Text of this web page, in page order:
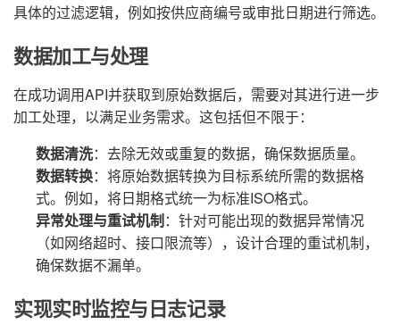
具体的过滤逻辑，例如按供应商编号或审批日期进行筛选。
数据加工与处理
在成功调用API并获取到原始数据后，需要对其进行进一步
加工处理，以满足业务需求。这包括但不限于：
数据清洗：去除无效或重复的数据，确保数据质量。
数据转换：将原始数据转换为目标系统所需的数据格
式。例如，将日期格式统一为标准ISO格式。
异常处理与重试机制：针对可能出现的数据异常情况
（如网络超时、接口限流等），设计合理的重试机制，
确保数据不漏单。
实现实时监控与日志记录